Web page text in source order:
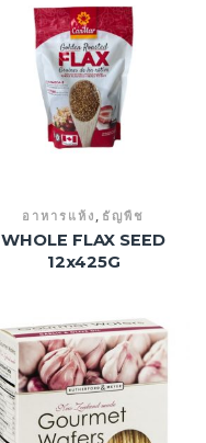
อาหารแห้ง ธัญพืช
WHOLE FLAX SEED
12x425G